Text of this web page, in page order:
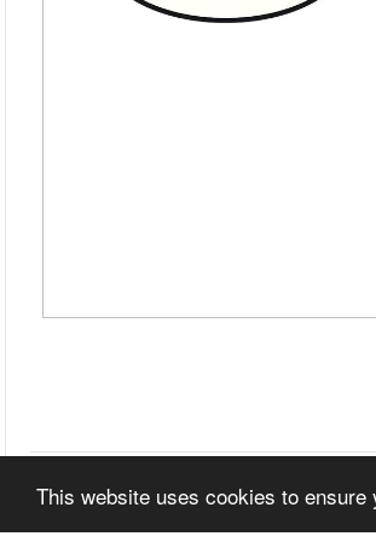
This website uses cookies to